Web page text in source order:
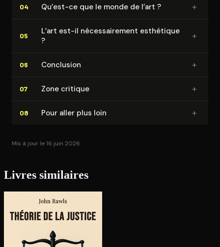
04 Qu’est-ce que le monde de l’art ? +
05
L’art est-il né­ces­sai­re­ment esthétique
?
+
06 Conclusion +
07 Zone critique +
08 Pour aller plus loin +
Mis à jour le 16 juin 2026
Livres similaires